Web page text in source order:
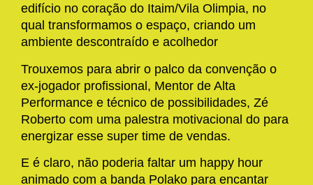
edifício no coração do Itaim/Vila Olimpia, no
qual transformamos o espaço, criando um
ambiente descontraído e acolhedor
​Trouxemos para abrir o palco da convenção o
ex-jogador profissional, Mentor de Alta
Performance e técnico de possibilidades, Zé
Roberto com uma palestra motivacional do para
energizar esse super time de vendas.​
E é claro, não poderia faltar um happy hour
animado com a banda Polako para encantar